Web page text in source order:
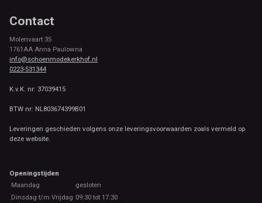
Contact
Molenvaart 35
1761AA Anna Paulowna
info@schoenmodekerkhof.nl
0223-531344
K.v.K. nr: 37039415
BTW nr: NL803674399B01
Leveringen geschieden volgens onze leveringsvoorwaarden zoals vermeld op
deze website.
Openingstijden
Maandag
gesloten
Dinsdag t/m Vrijdag 09:30 tot 17.30